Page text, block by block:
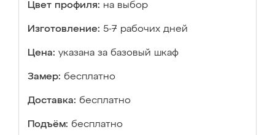
Цвет профиля: на выбор
Изготовление: 5-7 рабочих дней
Цена: указана за базовый шкаф
Замер: бесплатно
Доставка: бесплатно
Подъём: бесплатно